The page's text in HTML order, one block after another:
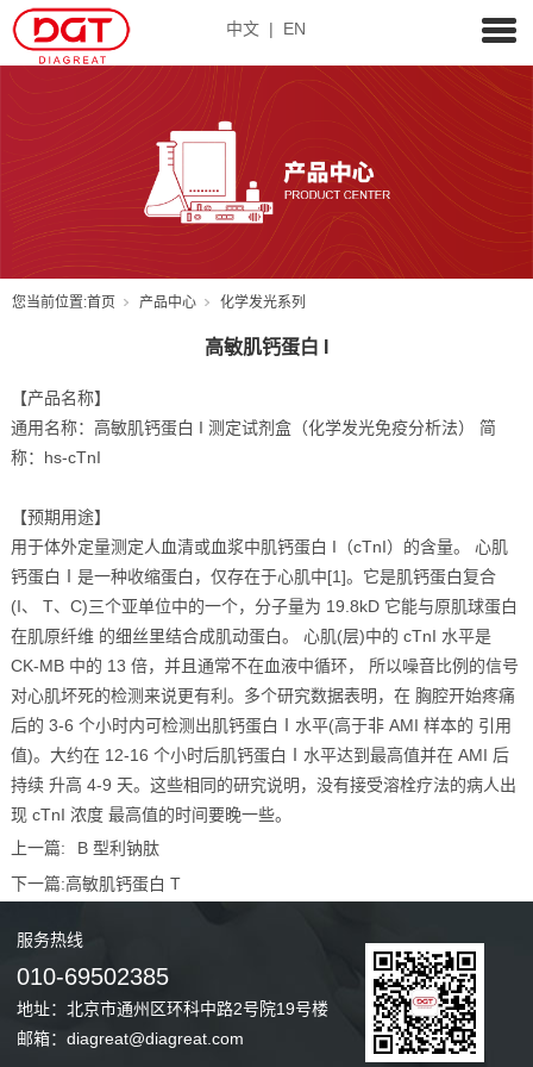
中文 | EN
您当前位置:首页 产品中心 化学发光系列
高敏肌钙蛋白 I
【产品名称】
通用名称：高敏肌钙蛋白 I 测定试剂盒（化学发光免疫分析法） 简
称：hs-cTnI
【预期用途】
用于体外定量测定人血清或血浆中肌钙蛋白 I（cTnI）的含量。 心肌
钙蛋白Ⅰ是一种收缩蛋白，仅存在于心肌中[1]。它是肌钙蛋白复合
(I、 T、C)三个亚单位中的一个，分子量为 19.8kD 它能与原肌球蛋白
在肌原纤维 的细丝里结合成肌动蛋白。 心肌(层)中的 cTnI 水平是
CK-MB 中的 13 倍，并且通常不在血液中循环， 所以噪音比例的信号
对心肌坏死的检测来说更有利。多个研究数据表明，在 胸腔开始疼痛
后的 3-6 个小时内可检测出肌钙蛋白Ⅰ水平(高于非 AMI 样本的 引用
值)。大约在 12-16 个小时后肌钙蛋白Ⅰ水平达到最高值并在 AMI 后
持续 升高 4-9 天。这些相同的研究说明，没有接受溶栓疗法的病人出
现 cTnI 浓度 最高值的时间要晚一些。
上一篇:
B 型利钠肽
下一篇:高敏肌钙蛋白 T
服务热线
010-69502385
地址：北京市通州区环科中路2号院19号楼
邮箱：diagreat@diagreat.com